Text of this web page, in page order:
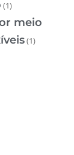
(1)
meio
(1)